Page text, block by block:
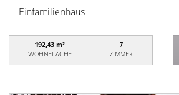
Einfamilienhaus
192,43 m²
WOHNFLÄCHE
7
ZIMMER